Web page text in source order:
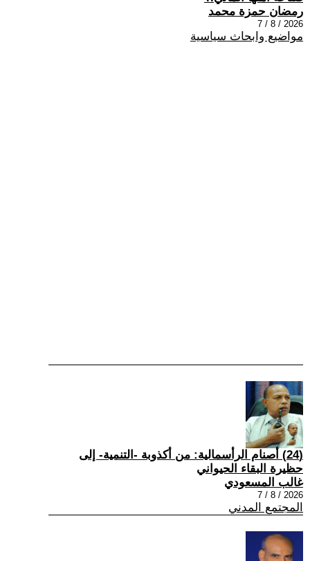
رمضان حمزة محمد
2026 / 8 / 7
مواضيع وابحاث سياسية
(24) أصنام الرأسمالية: من أكذوبة -التنمية- إلى
حظيرة البقاء الحيواني
غالب المسعودي
2026 / 8 / 7
المجتمع المدني